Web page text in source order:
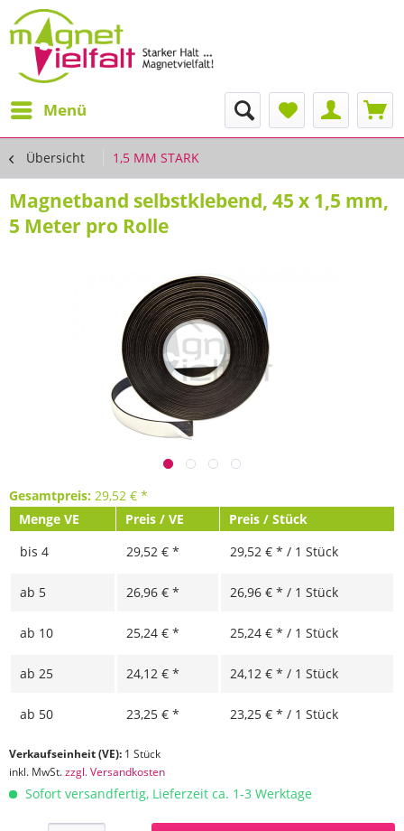
Menü
Übersicht 1,5 MM STARK
Magnetband selbstklebend, 45 x 1,5 mm,
5 Meter pro Rolle
Gesamtpreis: 29,52 € *
Menge VE
Preis / VE
Preis / Stück
bis 4 29,52 € * 29,52 € * / 1 Stück
ab 5 26,96 € * 26,96 € * / 1 Stück
ab 10 25,24 € * 25,24 € * / 1 Stück
ab 25 24,12 € * 24,12 € * / 1 Stück
ab 50 23,25 € * 23,25 € * / 1 Stück
Verkaufseinheit (VE): 1 Stück
inkl. MwSt.zzgl. Versandkosten
Sofort versandfertig, Lieferzeit ca. 1-3 Werktage